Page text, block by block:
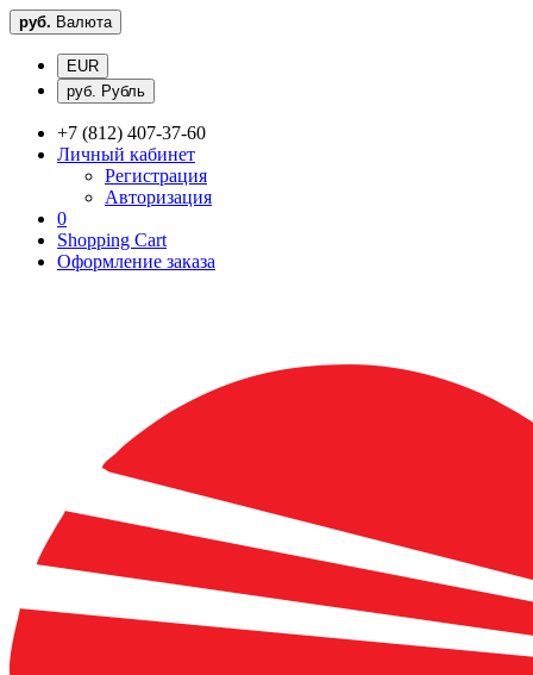
руб. Валюта
EUR
руб. Рубль
+7 (812) 407-37-60
Личный кабинет
Регистрация
Авторизация
0
Shopping Cart
Оформление заказа